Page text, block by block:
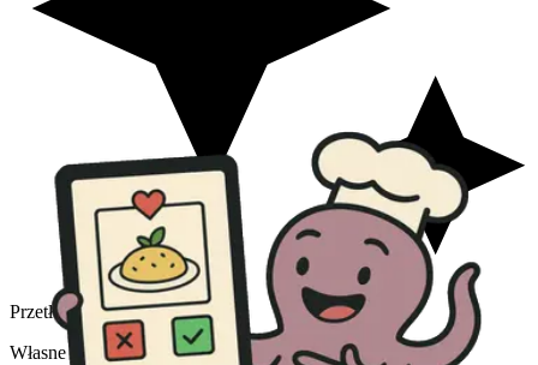
Przetłumaczono
Własne dzieło. Pyszne, zdrowe i proste.